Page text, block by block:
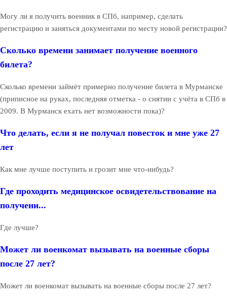
Могу ли я получить военник в СПб, например, сделать
регистрацию и заняться документами по месту новой регистрации?
Сколько времени занимает получение военного
билета?
Сколько времени займёт примерно получение билета в Мурманске
(приписное на руках, последняя отметка - о снятии с учёта в СПб в
2009. В Мурманск ехать нет возможности пока)?
Что делать, если я не получал повесток и мне уже 27
лет
Как мне лучше поступить и грозит мне что-нибудь?
Где проходить медицинское освидетельствование на
получени...
Где лучше?
Может ли военкомат вызывать на военные сборы
после 27 лет?
Может ли военкомат вызывать на военные сборы после 27 лет?